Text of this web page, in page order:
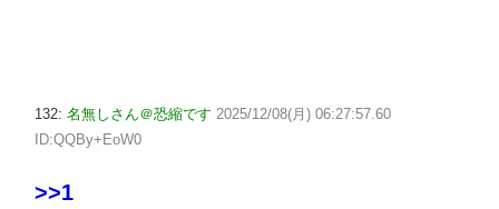
132: 名無しさん＠恐縮です 2025/12/08(月) 06:27:57.60
ID:QQBy+EoW0
>>1